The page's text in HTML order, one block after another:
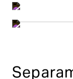
dias corridos, a